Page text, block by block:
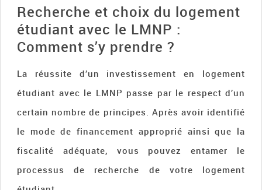
Recherche et choix du logement
étudiant avec le LMNP :
Comment s’y prendre ?
La réussite d’un investissement en logement
étudiant avec le LMNP passe par le respect d’un
certain nombre de principes. Après avoir identifié
le mode de financement approprié ainsi que la
fiscalité adéquate, vous pouvez entamer le
processus de recherche de votre logement